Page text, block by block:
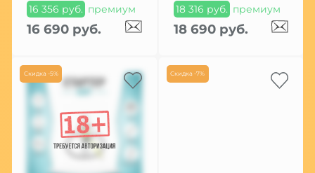
16 356 руб. премиум
16 690 руб.
18 316 руб. премиум
18 690 руб.
Скидка -5% Скидка -7%